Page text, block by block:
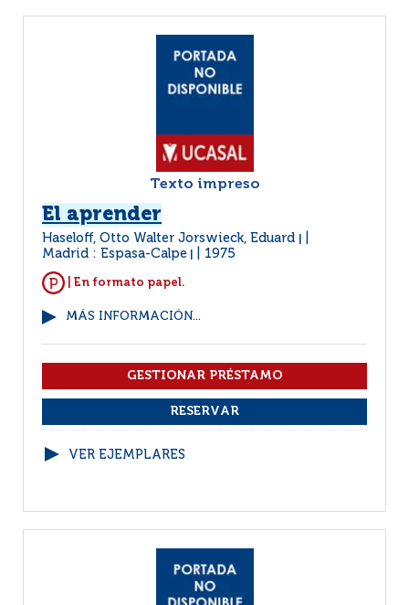
Texto impreso
El aprender
Haseloff, Otto Walter Jorswieck, Eduard
Madrid : Espasa-Calpe 1975
| En formato papel.
MÁS INFORMACIÓN...
VER EJEMPLARES